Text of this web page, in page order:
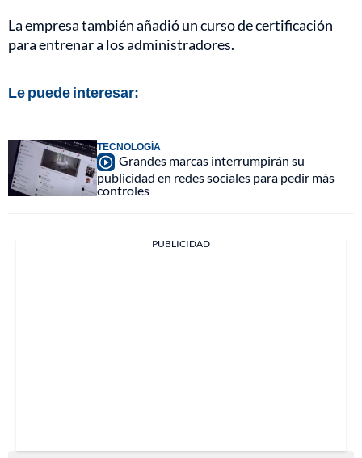
La empresa también añadió un curso de certificación
para entrenar a los administradores.
Le puede interesar:
TECNOLOGÍA
Grandes marcas interrumpirán su
publicidad en redes sociales para pedir más
controles
PUBLICIDAD